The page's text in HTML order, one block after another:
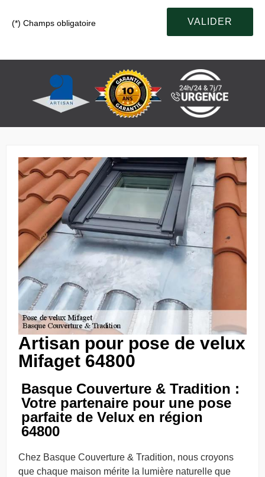
(*) Champs obligatoire
Artisan pour pose de velux
Mifaget 64800
Basque Couverture & Tradition :
Votre partenaire pour une pose
parfaite de Velux en région
64800
Chez Basque Couverture & Tradition, nous croyons
que chaque maison mérite la lumière naturelle que